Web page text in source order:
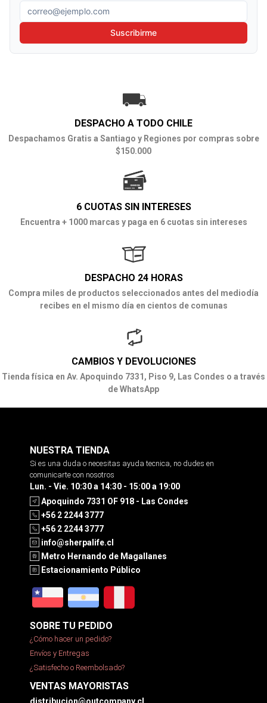
Correo electrónico
Suscribirme
DESPACHO A TODO CHILE
Despachamos Gratis a Santiago y Regiones por compras sobre
$150.000
6 CUOTAS SIN INTERESES
Encuentra + 1000 marcas y paga en 6 cuotas sin intereses
DESPACHO 24 HORAS
Compra miles de productos seleccionados antes del mediodía
recibes en el mismo día en cientos de comunas
CAMBIOS Y DEVOLUCIONES
Tienda física en Av. Apoquindo 7331, Piso 9, Las Condes o a través
de WhatsApp
NUESTRA TIENDA
Si es una duda o necesitas ayuda tecnica, no dudes en
comunicarte con nosotros
Lun. - Vie. 10:30 a 14:30 - 15:00 a 19:00
Apoquindo 7331 OF 918 - Las Condes
+56 2 2244 3777
+56 2 2244 3777
info@sherpalife.cl
Metro Hernando de Magallanes
Estacionamiento Público
SOBRE TU PEDIDO
¿Cómo hacer un pedido?
Envíos y Entregas
¿Satisfecho o Reembolsado?
VENTAS MAYORISTAS
distribucion@outcompany.cl